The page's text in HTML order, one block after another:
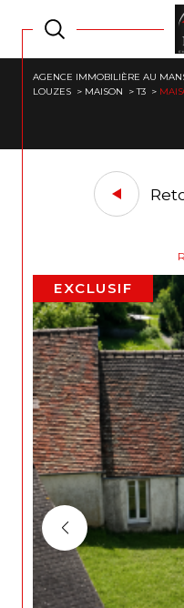
AGENCE IMMOBILIÈRE AU
LOUZES
MAISON T3
EXCLUSIF